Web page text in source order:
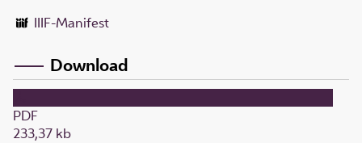
IIIF-Manifest
Download
PDF
233,37 kb